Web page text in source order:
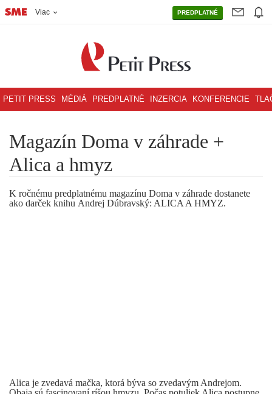
Viac PREDPLATNÉ
PETIT PRESS MÉDIÁ PREDPLATNÉ INZERCIA KONFERENCIE
Magazín Doma v záhrade +
Alica a hmyz
K ročnému predplatnému magazínu Doma v záhrade dostanete
ako darček knihu Andrej Dúbravský: ALICA A HMYZ.
Alica je zvedavá mačka, ktorá býva so zvedavým Andrejom.